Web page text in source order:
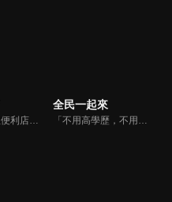
歡迎光臨明星便利店！你覺得便利店裡面有什麼？關東煮？茶葉蛋？還是讓你尖叫的大明星？一家擁有明星的便利店，到底有多稀奇，你會不會想要光臨呢？
全民一起來
「不用高學歷，不用會答題，全民一起來，獎金拿不完！」《全民一起來》是一檔結合手機遊戲的大型現場直播益智節目，「記憶、觀察、反應、平衡、敏捷...」，多道關卡考驗挑戰者的多元智能及體能，見證藝人明星各項不可思議的挑戰。